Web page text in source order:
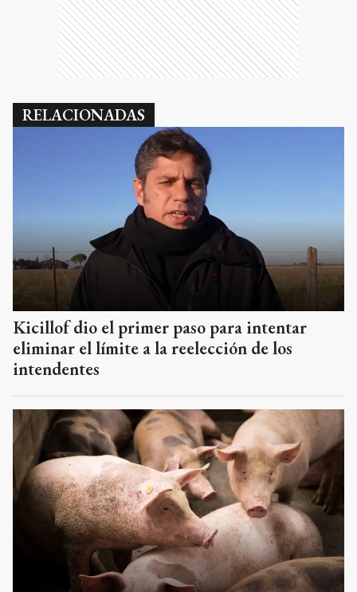
RELACIONADAS
Kicillof dio el primer paso para intentar
eliminar el límite a la reelección de los
intendentes